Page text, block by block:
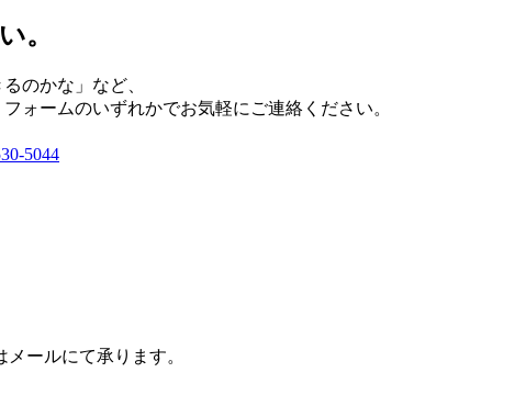
。
のかな」など、
ォームのいずれかでお気軽にご連絡ください。
5044
ールにて承ります。